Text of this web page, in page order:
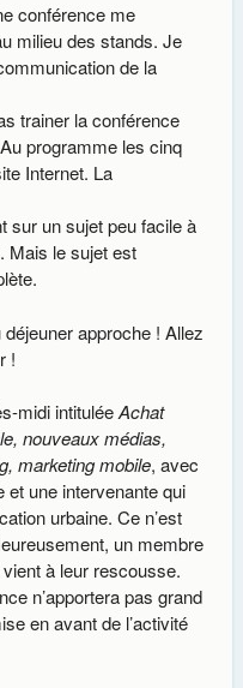
conférence me
milieu des stands. Je
de la
trainer la conférence
programme les cinq
Internet. La
sur un sujet peu facile à
Mais le sujet est
déjeuner approche ! Allez
!
midi intituléeAchat
nouveaux médias,
marketing mobile, avec
et une intervenante qui
urbaine. Ce n’est
un membre
à leur rescousse.
n’apportera pas grand
en avant de l’activité